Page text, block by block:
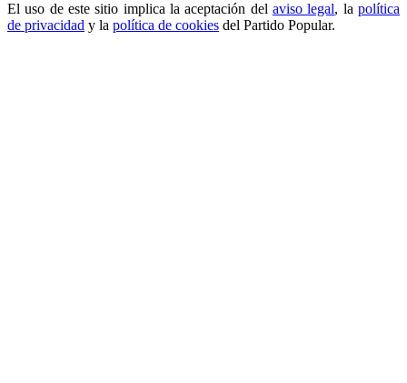
El uso de este sitio implica la aceptación del aviso legal, lapolítica
de privacidad y la política de cookies del Partido Popular.